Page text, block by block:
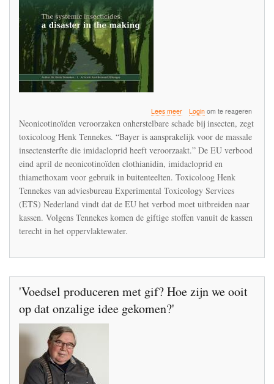
Lees meerover
‘Neonicotinoïden
verbieden
in
kassen’
Loginom te reageren
Neonicotinoïden veroorzaken onherstelbare schade bij insecten, zegt
toxicoloog Henk Tennekes. “Bayer is aansprakelijk voor de massale
insectensterfte die imidacloprid heeft veroorzaakt.” De EU verbood
eind april de neonicotinoïden clothianidin, imidacloprid en
thiamethoxam voor gebruik in buitenteelten. Toxicoloog Henk
Tennekes van adviesbureau Experimental Toxicology Services
(ETS) Nederland vindt dat de EU het verbod moet uitbreiden naar
kassen. Volgens Tennekes komen de giftige stoffen vanuit de kassen
terecht in het oppervlaktewater.
'Voedsel produceren met gif? Hoe zijn we ooit
op dat onzalige idee gekomen?'